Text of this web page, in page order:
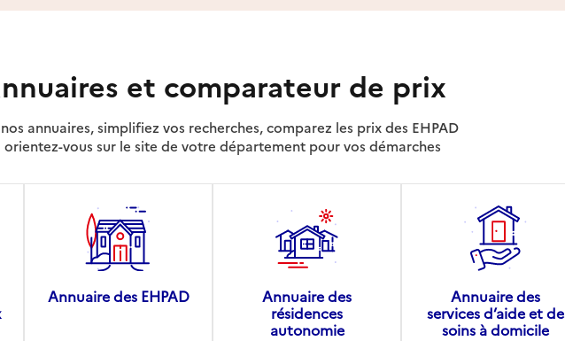
et comparateur de prix
annuaires, simplifiez vos recherches, comparez les prix des EHPAD
orientez-vous sur le site de votre département pour vos démarches
Annuaire des EHPAD
Annuaire des
résidences
autonomie
Annuaire des
services d’aide et de
soins à domicile